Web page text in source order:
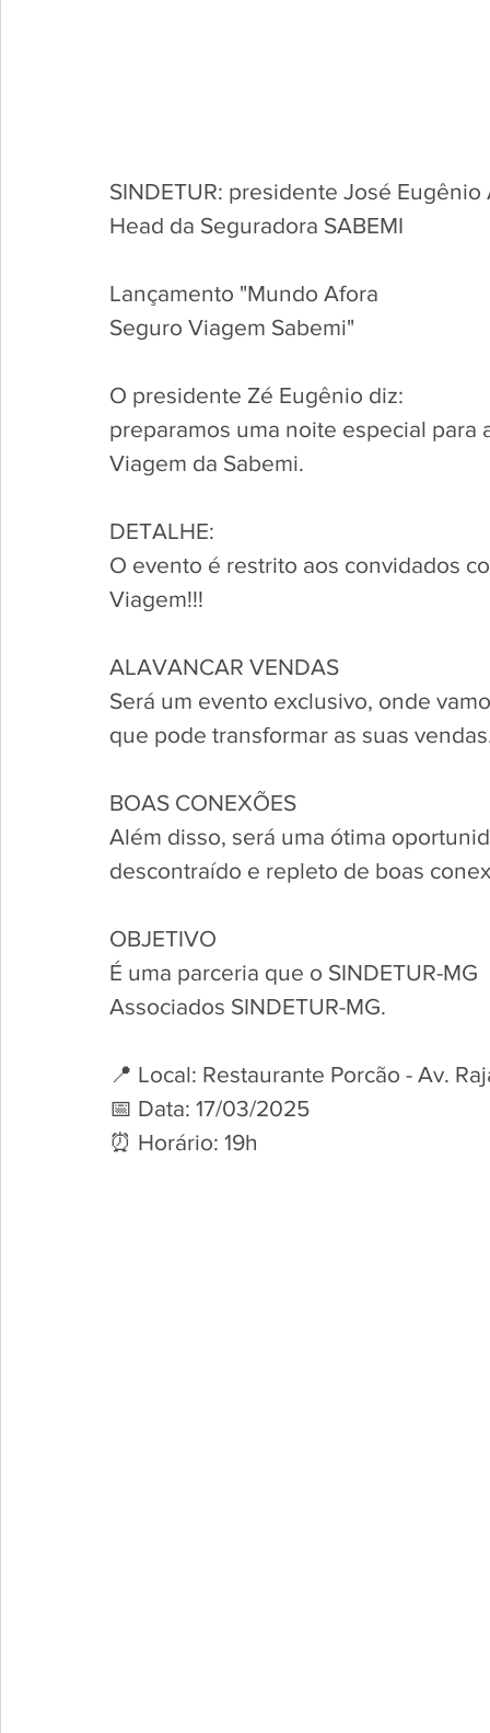
SINDETUR: presidente José
Head da Seguradora SABEMI
Lançamento "Mundo Afora
Seguro Viagem Sabemi"
O presidente Zé Eugênio diz:
preparamos uma noite especial
Viagem da Sabemi.
DETALHE:
O evento é restrito aos convidados
Viagem!!!
ALAVANCAR VENDAS
Será um evento exclusivo, onde
que pode transformar as suas
BOAS CONEXÕES
Além disso, será uma ótima
descontraído e repleto de boas
OBJETIVO
É uma parceria que o SINDETUR-
Associados SINDETUR-MG.
📍 Local: Restaurante Porcão - Av.
📅 Data: 17/03/2025
⏰ Horário: 19h